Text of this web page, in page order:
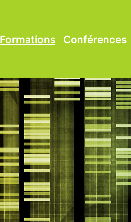
Formations Conférences